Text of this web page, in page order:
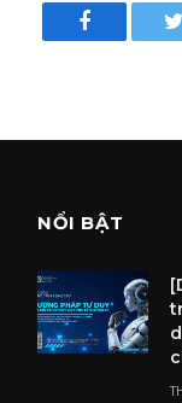
Facebook
NỔI BẬT